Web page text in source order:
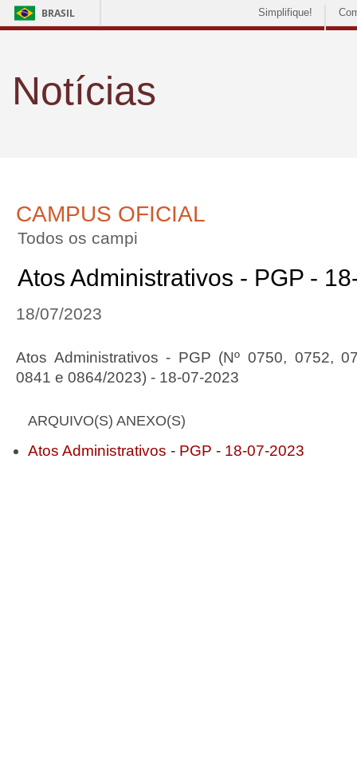
BRASIL Simplifique!
Notícias
CAMPUS OFICIAL
Todos os campi
Atos Administrativos - PGP -
18/07/2023
Atos Administrativos - PGP (Nº 0750, 0752,
0841 e 0864/2023) - 18-07-2023
ARQUIVO(S) ANEXO(S)
Atos Administrativos - PGP - 18-07-2023